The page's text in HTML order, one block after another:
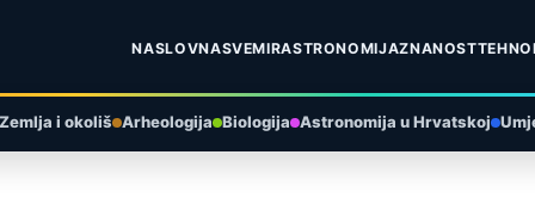
NASLOVNASVEMIRASTRONOMIJAZNANOST
Zemlja i okoliš Arheologija Biologija Astronomija u Hrvatskoj